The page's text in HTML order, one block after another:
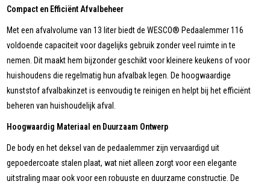
Compact en Efficiënt Afvalbeheer
Met een afvalvolume van 13 liter biedt de WESCO® Pedaalemmer 116
voldoende capaciteit voor dagelijks gebruik zonder veel ruimte in te
nemen. Dit maakt hem bijzonder geschikt voor kleinere keukens of voor
huishoudens die regelmatig hun afvalbak legen. De hoogwaardige
kunststof afvalbakinzet is eenvoudig te reinigen en helpt bij het efficiënt
beheren van huishoudelijk afval.
Hoogwaardig Materiaal en Duurzaam Ontwerp
De body en het deksel van de pedaalemmer zijn vervaardigd uit
gepoedercoate stalen plaat, wat niet alleen zorgt voor een elegante
uitstraling maar ook voor een robuuste en duurzame constructie. De